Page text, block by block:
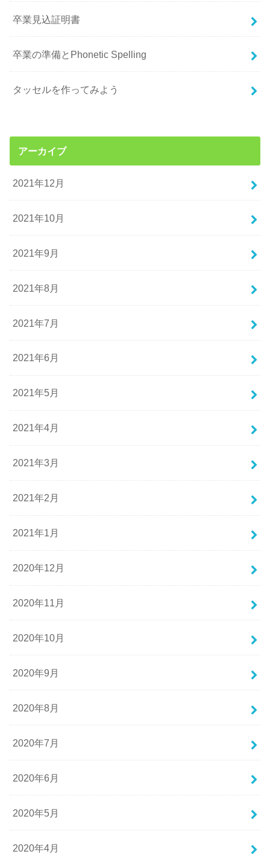
卒業見込証明書
卒業の準備とPhonetic Spelling
タッセルを作ってみよう
アーカイブ
2021年12月
2021年10月
2021年9月
2021年8月
2021年7月
2021年6月
2021年5月
2021年4月
2021年3月
2021年2月
2021年1月
2020年12月
2020年11月
2020年10月
2020年9月
2020年8月
2020年7月
2020年6月
2020年5月
2020年4月